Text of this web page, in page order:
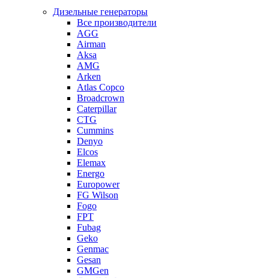
Дизельные генераторы
Все производители
AGG
Airman
Aksa
AMG
Arken
Atlas Copco
Broadcrown
Caterpillar
CTG
Cummins
Denyo
Elcos
Elemax
Energo
Europower
FG Wilson
Fogo
FPT
Fubag
Geko
Genmac
Gesan
GMGen